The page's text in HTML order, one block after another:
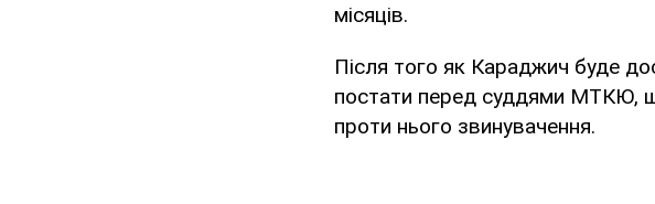
місяців.
Після того як Караджич буде
постати перед суддями МТКЮ,
проти нього звинувачення.